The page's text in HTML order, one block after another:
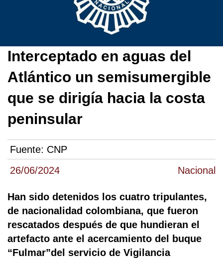
26/06/2024 Nacional
Interceptado en aguas del
Atlántico un semisumergible
que se dirigía hacia la costa
peninsular
Fuente: CNP
Han sido detenidos los cuatro tripulantes,
de nacionalidad colombiana, que fueron
rescatados después de que hundieran el
artefacto ante el acercamiento del buque
“Fulmar”del servicio de Vigilancia